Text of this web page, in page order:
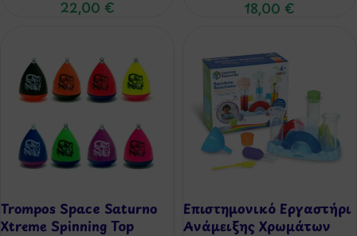
22,00 € 18,00 €
Trompos Space Saturno
Xtreme Spinning Top
Επιστημονικό Εργαστήρι
Ανάμειξης Χρωμάτων